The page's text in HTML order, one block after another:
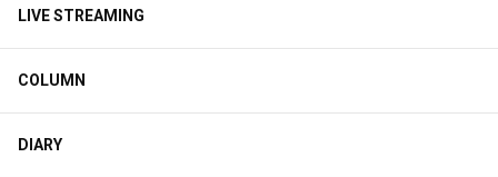
LIVE STREAMING
COLUMN
DIARY